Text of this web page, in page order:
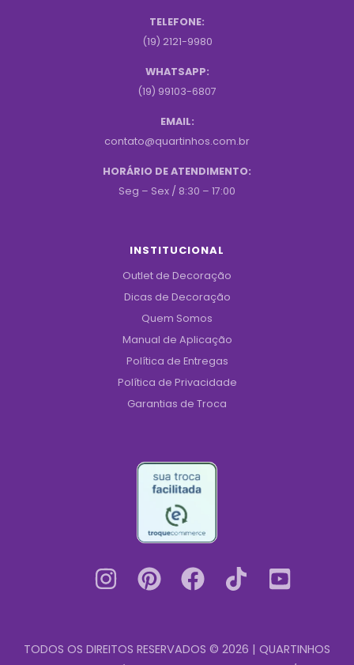
TELEFONE:
(19) 2121-9980
WHATSAPP:
(19) 99103-6807
EMAIL:
contato@quartinhos.com.br
HORÁRIO DE ATENDIMENTO:
Seg – Sex / 8:30 – 17:00
INSTITUCIONAL
Outlet de Decoração
Dicas de Decoração
Quem Somos
Manual de Aplicação
Política de Entregas
Política de Privacidade
Garantias de Troca
TODOS OS DIREITOS RESERVADOS © 2026 | QUARTINHOS